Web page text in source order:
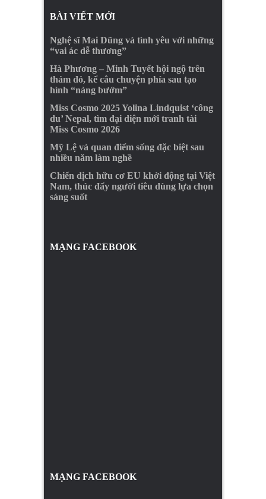
BÀI VIẾT MỚI
Nghệ sĩ Mai Dũng và tình yêu với những
“vai ác dễ thương”
Hà Phương – Minh Tuyết hội ngộ trên
thảm đỏ, kể câu chuyện phía sau tạo
hình “nàng bướm”
Miss Cosmo 2025 Yolina Lindquist ‘công
du’ Nepal, tìm đại diện mới tranh tài
Miss Cosmo 2026
Mỹ Lệ và quan điểm sống đặc biệt sau
nhiều năm làm nghề
Chiến dịch hữu cơ EU khởi động tại Việt
Nam, thúc đẩy người tiêu dùng lựa chọn
sáng suốt
MẠNG FACEBOOK
MẠNG FACEBOOK